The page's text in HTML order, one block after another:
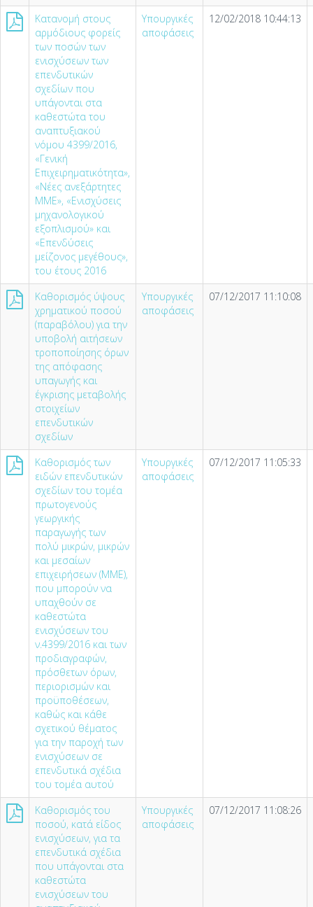
Κατανομή στους
αρμόδιους φορείς
των ποσών των
ενισχύσεων των
επενδυτικών
σχεδίων που
υπάγονται στα
καθεστώτα του
αναπτυξιακού
νόμου 4399/2016,
«Γενική
Επιχειρηματικότητα»,
«Νέες ανεξάρτητες
ΜΜΕ», «Ενισχύσεις
μηχανολογικού
εξοπλισμού» και
«Επενδύσεις
μείζονος μεγέθους»,
του έτους 2016
Υπουργικές
αποφάσεις
12/02/2018 10:44:13
Καθορισμός ύψους
χρηματικού ποσού
(παραβόλου) για την
υποβολή αιτήσεων
τροποποίησης όρων
της απόφασης
υπαγωγής και
έγκρισης μεταβολής
στοιχείων
επενδυτικών
σχεδίων
Υπουργικές
αποφάσεις
07/12/2017 11:10:08
Καθορισμός των
ειδών επενδυτικών
σχεδίων του τομέα
πρωτογενούς
γεωργικής
παραγωγής των
πολύ μικρών, μικρών
και μεσαίων
επιχειρήσεων (ΜΜΕ),
που μπορούν να
υπαχθούν σε
καθεστώτα
ενισχύσεων του
ν.4399/2016 και των
προδιαγραφών,
πρόσθετων όρων,
περιορισμών και
προϋποθέσεων,
καθώς και κάθε
σχετικού θέματος
για την παροχή των
ενισχύσεων σε
επενδυτικά σχέδια
του τομέα αυτού
Υπουργικές
αποφάσεις
07/12/2017 11:05:33
Καθορισμός του
ποσού, κατά είδος
ενισχύσεων, για τα
επενδυτικά σχέδια
που υπάγονται στα
καθεστώτα
ενισχύσεων του
Υπουργικές
αποφάσεις
07/12/2017 11:08:26